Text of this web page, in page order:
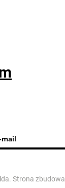
Strona